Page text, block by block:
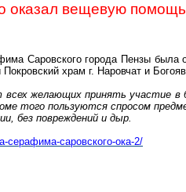
оказал вещевую
Саровского города Пензы была
храм г. Наровчат и
желающих принять участие в
того пользуются спросом
без повреждений и дыр.
серафима-саровского-ока-2/